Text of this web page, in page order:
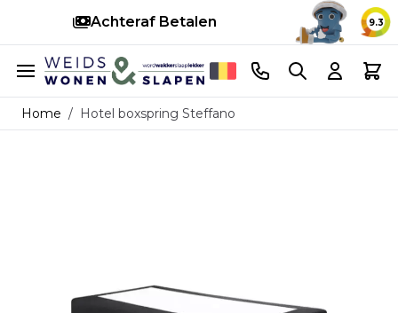
Achteraf Betalen 9.3
Ga naar de inhoud
Telefoonnummer
Search Cart
Home / Hotel boxspring Steffano